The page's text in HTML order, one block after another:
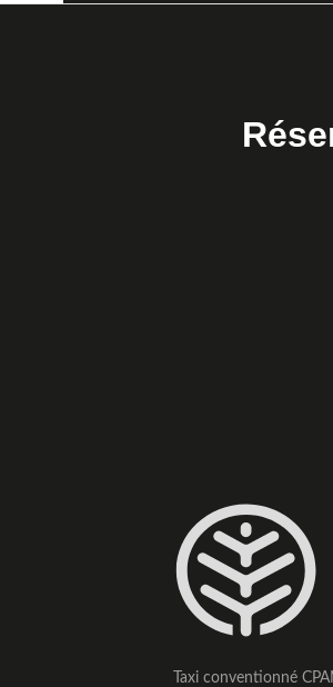
Taxi conventionné